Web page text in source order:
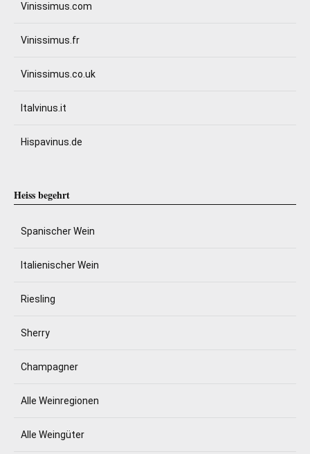
Vinissimus.com
Vinissimus.fr
Vinissimus.co.uk
Italvinus.it
Hispavinus.de
Heiss begehrt
Spanischer Wein
Italienischer Wein
Riesling
Sherry
Champagner
Alle Weinregionen
Alle Weingüter